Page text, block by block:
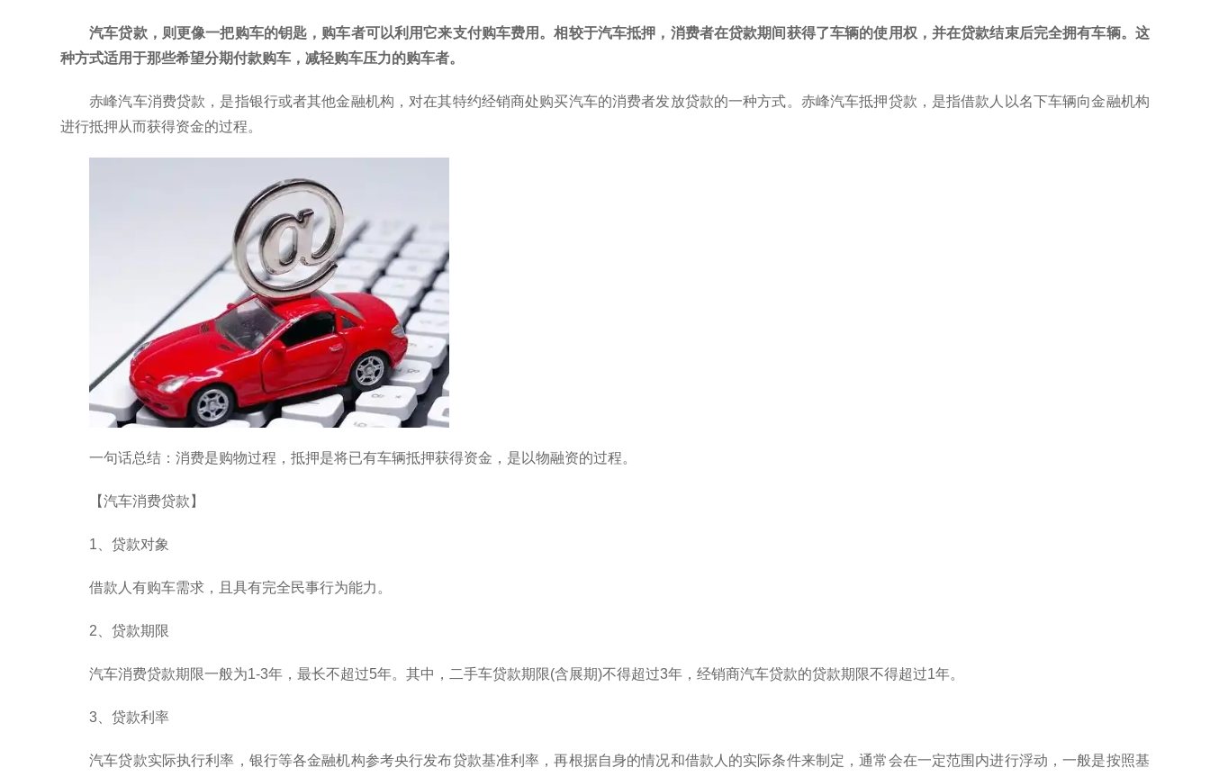
汽车贷款，则更像一把购车的钥匙，购车者可以利用它来支付购车费用。相较于汽车抵押，消费者在贷款期间获得了车辆的使用权，并在贷款结束后完全拥有车辆。这
种方式适用于那些希望分期付款购车，减轻购车压力的购车者。
赤峰汽车消费贷款，是指银行或者其他金融机构，对在其特约经销商处购买汽车的消费者发放贷款的一种方式。赤峰汽车抵押贷款，是指借款人以名下车辆向金融机构
进行抵押从而获得资金的过程。
一句话总结：消费是购物过程，抵押是将已有车辆抵押获得资金，是以物融资的过程。
【汽车消费贷款】
1、贷款对象
借款人有购车需求，且具有完全民事行为能力。
2、贷款期限
汽车消费贷款期限一般为1-3年，最长不超过5年。其中，二手车贷款期限(含展期)不得超过3年，经销商汽车贷款的贷款期限不得超过1年。
3、贷款利率
汽车贷款实际执行利率，银行等各金融机构参考央行发布贷款基准利率，再根据自身的情况和借款人的实际条件来制定，通常会在一定范围内进行浮动，一般是按照基